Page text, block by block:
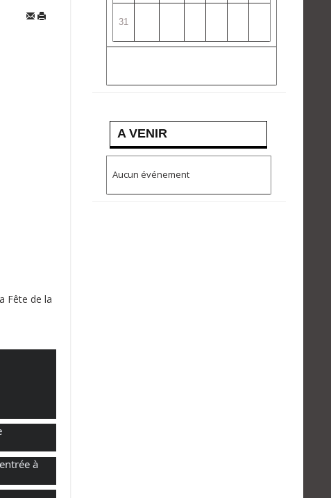
Fête de la
à
31
A VENIR
Aucun événement